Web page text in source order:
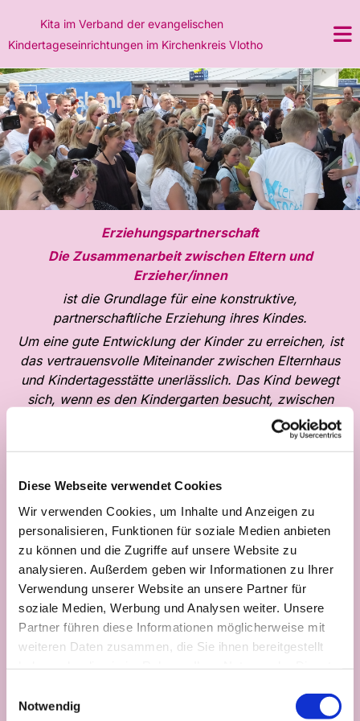
Diese Webseite verwendet Cookies
Wir verwenden Cookies, um Inhalte und Anzeigen zu
personalisieren, Funktionen für soziale Medien anbieten
zu können und die Zugriffe auf unsere Website zu
analysieren. Außerdem geben wir Informationen zu Ihrer
Verwendung unserer Website an unsere Partner für
soziale Medien, Werbung und Analysen weiter. Unsere
Partner führen diese Informationen möglicherweise mit
weiteren Daten zusammen, die Sie ihnen bereitgestellt
Notwendig
Kita im Verband der evangelischen
Kindertageseinrichtungen im Kirchenkreis Vlotho
Erziehungspartnerschaft
Die Zusammenarbeit zwischen Eltern und
Erzieher/innen
ist die Grundlage für eine konstruktive,
partnerschaftliche Erziehung ihres Kindes.
Um eine gute Entwicklung der Kinder zu erreichen, ist
das vertrauensvolle Miteinander zwischen Elternhaus
und Kindertagesstätte unerlässlich. Das Kind bewegt
sich, wenn es den Kindergarten besucht, zwischen
zwei unterschiedlichen Lebenswelten, dem des
Elternhauses und der Kindertageseinrichtung. Dies
erlebt es unbelastet, wenn es einen entspannten
Kindergarten erlebt.
Elternarbeit stellt sich in unserer Einrichtung sehr
vielfältig dar:
Vor der Aufnahme ihres Kindes führen wir das
Aufnahmegespräch in der Kita. Bei einem Rundgang
haben sie die Möglichkeit erste Eindrücke vom Haus,
und dem Leben darin zu gewinnen.
Danach machen
wir einen Hausbesuch, um die Kinder in ihrer
Weiterhin gibt es die Angebote an denen Eltern und